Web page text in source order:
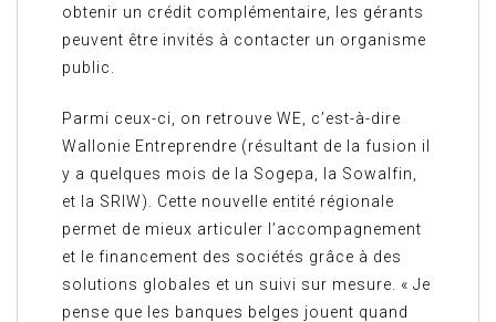
obtenir un crédit complémentaire, les gérants
peuvent être invités à contacter un organisme
public.
Parmi ceux-ci, on retrouve WE, c’est-à-dire
Wallonie Entreprendre (résultant de la fusion il
y a quelques mois de la Sogepa, la Sowalfin,
et la SRIW). Cette nouvelle entité régionale
permet de mieux articuler l’accompagnement
et le financement des sociétés grâce à des
solutions globales et un suivi sur mesure. « Je
pense que les banques belges jouent quand